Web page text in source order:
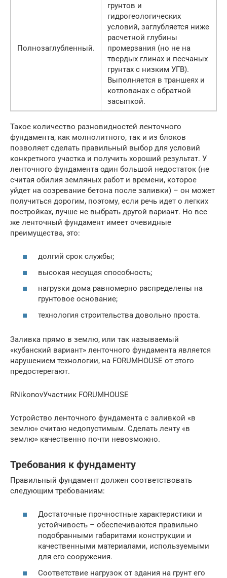
Полнозаглубленный.
грунтов и
гидрогеологических
условий, заглубляется ниже
расчетной глубины
промерзания (но не на
твердых глинах и песчаных
грунтах с низким УГВ).
Выполняется в траншеях и
котлованах с обратной
засыпкой.
Такое количество разновидностей ленточного
фундамента, как молнолитного, так и из блоков
позволяет сделать правильный выбор для условий
конкретного участка и получить хороший результат. У
ленточного фундамента один большой недостаток (не
считая обилия земляных работ и времени, которое
уйдет на созревание бетона после заливки) – он может
получиться дорогим, поэтому, если речь идет о легких
постройках, лучше не выбрать другой вариант. Но все
же ленточный фундамент имеет очевидные
преимущества, это:
долгий срок службы;
высокая несущая способность;
нагрузки дома равномерно распределены на
грунтовое основание;
технология строительства довольно проста.
Заливка прямо в землю, или так называемый
«кубанский вариант» ленточного фундамента является
нарушением технологии, на FORUMHOUSE от этого
предостерегают.
RNikonovУчастник FORUMHOUSE
Устройство ленточного фундамента с заливкой «в
землю» считаю недопустимым. Сделать ленту «в
землю» качественно почти невозможно.
Требования к фундаменту
Правильный фундамент должен соответствовать
следующим требованиям:
Достаточные прочностные характеристики и
устойчивость – обеспечиваются правильно
подобранными габаритами конструкции и
качественными материалами, используемыми
для его сооружения.
Соответствие нагрузок от здания на грунт его